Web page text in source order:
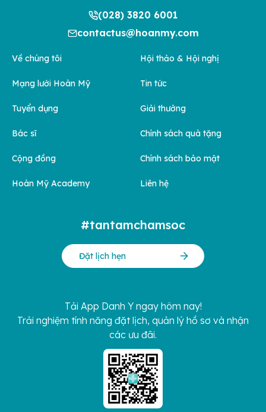
(028) 3820 6001
contactus@hoanmy.com
Về chúng tôi
Mạng lưới Hoàn Mỹ
Tuyển dụng
Bác sĩ
Cộng đồng
Hoàn Mỹ Academy
Hội thảo & Hội nghị
Tin tức
Giải thưởng
Chính sách quà tặng
Chính sách bảo mật
Liên hệ
#tantamchamsoc
Đặt lịch hẹn
Tải App Danh Y ngay hôm nay!
Trải nghiệm tính năng đặt lịch, quản lý hồ sơ và nhận
các ưu đãi.